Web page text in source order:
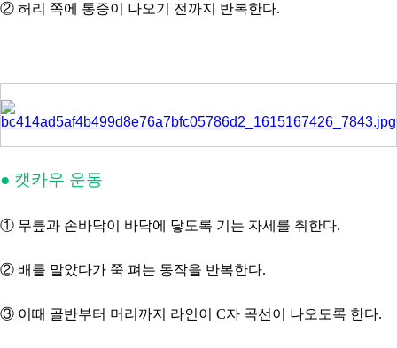
② 허리 쪽에 통증이 나오기 전까지 반복한다.
● 캣카우 운동
① 무릎과 손바닥이 바닥에 닿도록 기는 자세를 취한다.
② 배를 말았다가 쭉 펴는 동작을 반복한다.
③ 이때 골반부터 머리까지 라인이 C자 곡선이 나오도록 한다.